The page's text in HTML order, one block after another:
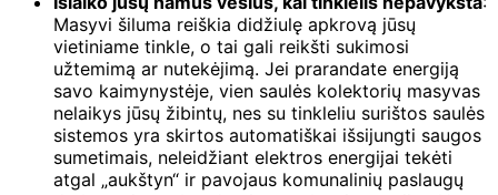
Masyvi šiluma reiškia didžiulę apkrovą jūsų
vietiniame tinkle, o tai gali reikšti sukimosi
užtemimą ar nutekėjimą. Jei prarandate energiją
savo kaimynystėje, vien saulės kolektorių masyvas
nelaikys jūsų žibintų, nes su tinkleliu surištos saulės
sistemos yra skirtos automatiškai išsijungti saugos
sumetimais, neleidžiant elektros energijai tekėti
atgal „aukštyn“ ir pavojaus komunalinių paslaugų